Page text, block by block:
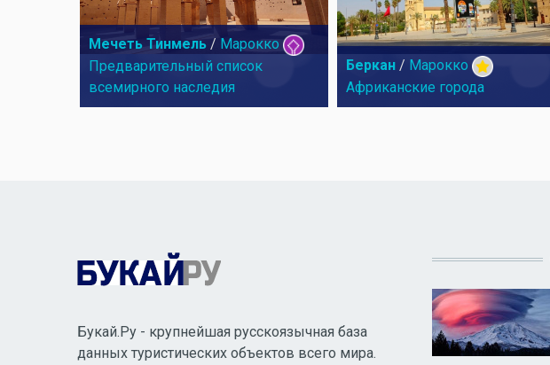
Мечеть Тинмель / Марокко
Предварительный список
всемирного наследия
Беркан / Марокко
Африканские города
Букай.Ру - крупнейшая русскоязычная база
данных туристических объектов всего мира.